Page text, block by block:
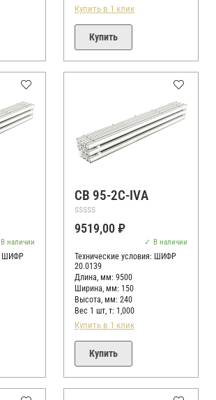
Купить в 1 клик
Купить
В наличии
ШИФР
СВ 95-2C-IVА
Оценка
0
5
9519,00₽
В наличии
Технические условия: ШИФР
20.0139
Длина, мм: 9500
Ширина, мм: 150
Высота, мм: 240
Вес 1 шт, т: 1,000
Купить в 1 клик
Купить